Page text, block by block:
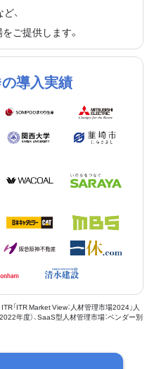
、
ご提供します。
の導入実績
「ITR Market View：人材管理市場2024」人
年度）、SaaS型人材管理市場：ベンダー別